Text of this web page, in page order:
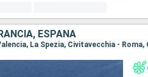
ESPAÑA
La Spezia, Civitavecchia -